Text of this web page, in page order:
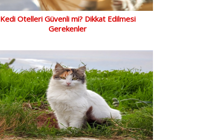
Kedi Otelleri Güvenli mi? Dikkat Edilmesi
Gerekenler